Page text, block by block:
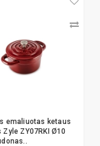
emaliuotas ketaus
Zyle ZY07RKI Ø10